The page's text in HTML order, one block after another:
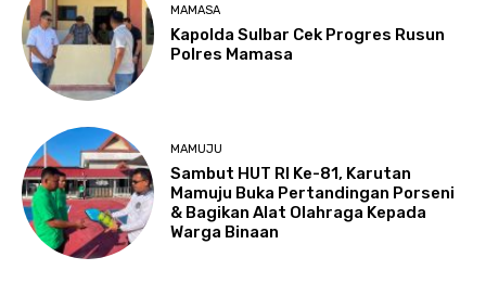
MAMASA
Kapolda Sulbar Cek Progres Rusun
Polres Mamasa
MAMUJU
Sambut HUT RI Ke-81, Karutan
Mamuju Buka Pertandingan Porseni
& Bagikan Alat Olahraga Kepada
Warga Binaan